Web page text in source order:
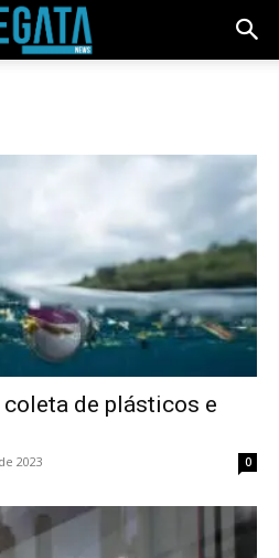
coleta de plásticos e
2023 0